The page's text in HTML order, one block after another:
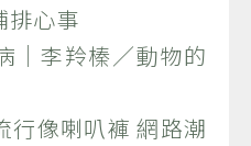
排心事
李羚榛／動物的
像喇叭褲 網路潮